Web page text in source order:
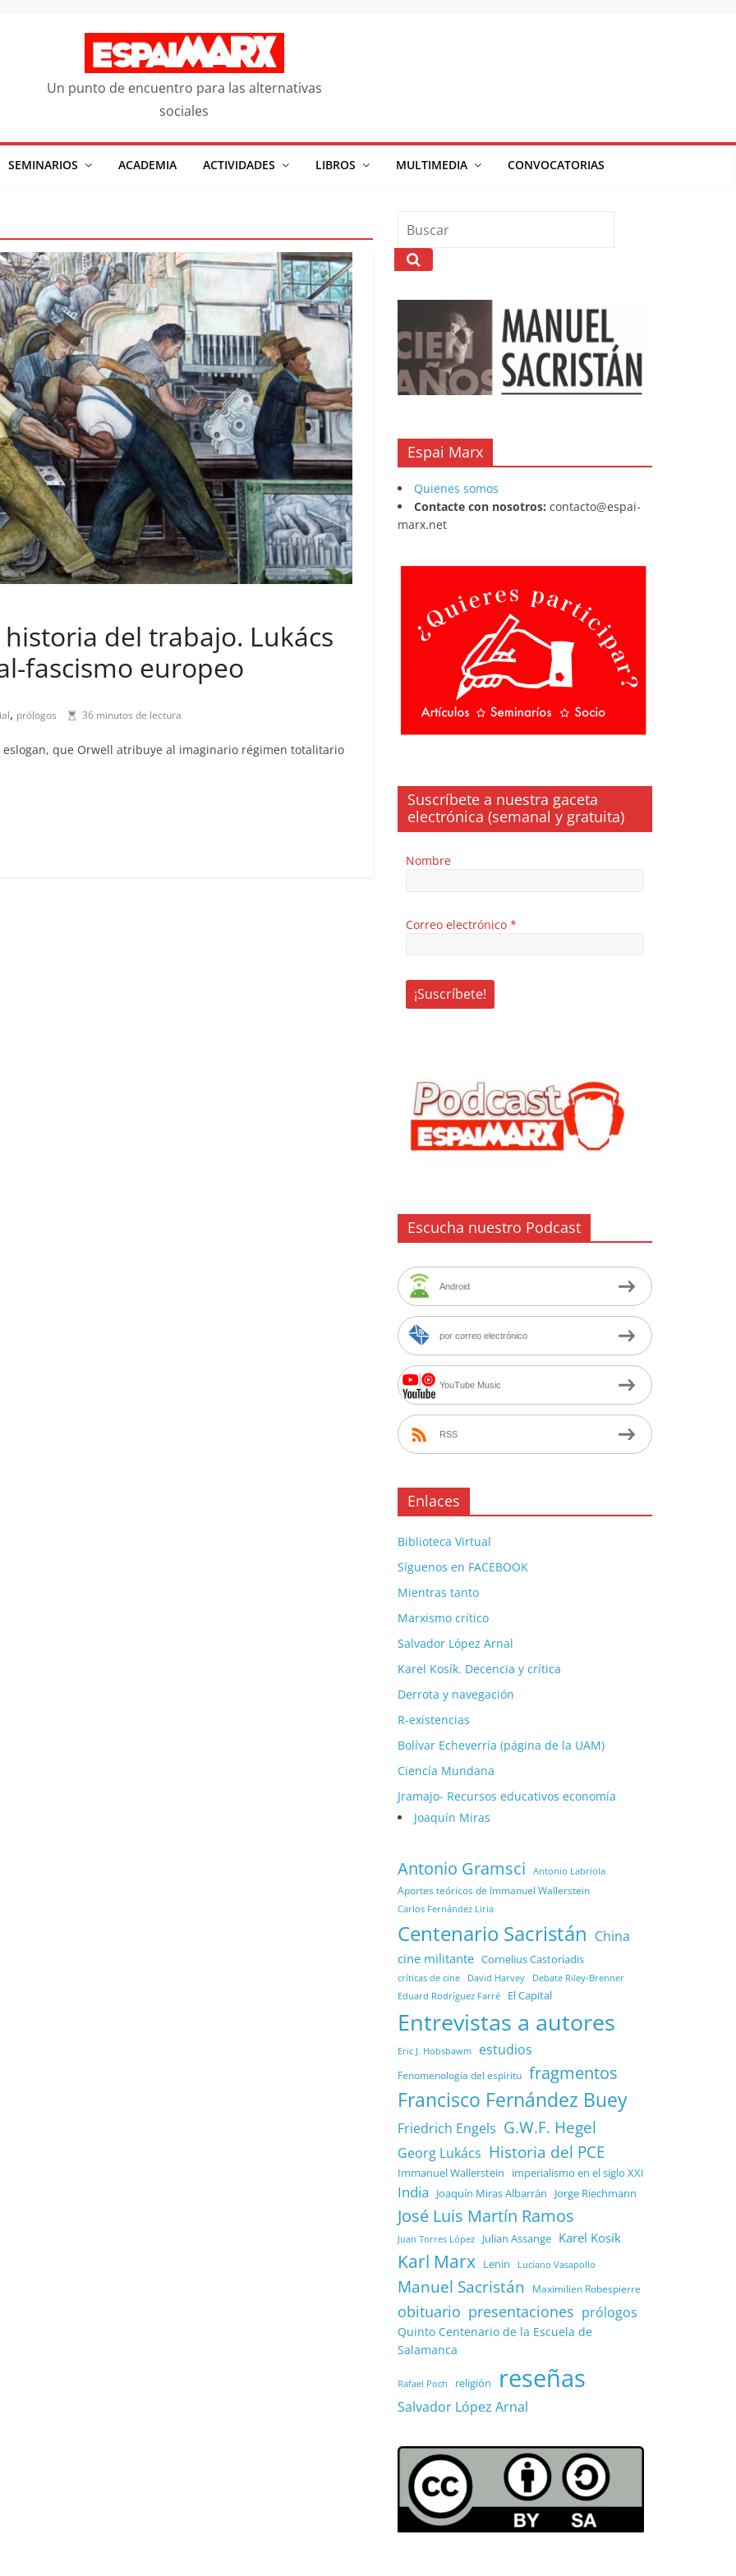
Un punto de encuentro para las alternativas
sociales
SEMINARIOS ACADEMIA ACTIVIDADES LIBROS MULTIMEDIA CONVOCATORIAS
del trabajo. Lukács
fascismo europeo
, prólogos 36 minutos de lectura
eslogan, que Orwell atribuye al imaginario régimen totalitario
Espai Marx
Quienes somos
Contacte con nosotros: contacto@espai-
marx.net
Suscríbete a nuestra gaceta
electrónica (semanal y gratuita)
Nombre
Correo electrónico *
Escucha nuestro Podcast
Android
por correo electrónico
YouTube Music
RSS
Enlaces
Biblioteca Virtual
Síguenos en FACEBOOK
Mientras tanto
Marxismo crítico
Salvador López Arnal
Karel Kosík. Decencia y crítica
Derrota y navegación
R-existencias
Bolívar Echeverría (página de la UAM)
Ciencía Mundana
Jramajo- Recursos educativos economía
Joaquín Miras
Antonio Gramsci Antonio Labriola
Aportes teóricos de Immanuel Wallerstein
Carlos Fernández Liria
Centenario Sacristán China
cine militante Cornelius Castoriadis
críticas de cine David Harvey Debate Riley-Brenner
Eduard Rodríguez Farré El Capital
Entrevistas a autores
Eric J. Hobsbawm estudios
Fenomenología del espíritu fragmentos
Francisco Fernández Buey
Friedrich Engels G.W.F. Hegel
Georg Lukács Historia del PCE
Immanuel Wallerstein imperialismo en el siglo XXI
India Joaquín Miras Albarrán Jorge Riechmann
José Luis Martín Ramos
Juan Torres López Julian Assange Karel Kosík
Karl Marx Lenin Luciano Vasapollo
Manuel Sacristán Maximilien Robespierre
obituario presentaciones prólogos
Quinto Centenario de la Escuela de
Salamanca
Rafael Poch religión reseñas
Salvador López Arnal